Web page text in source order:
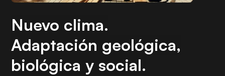
Nuevo clima.
Adaptación geológica,
biológica y social.